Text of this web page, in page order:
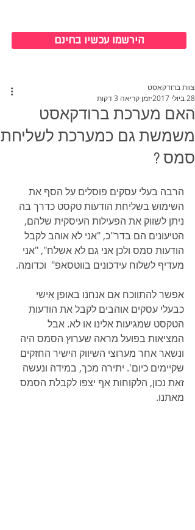
הירשמו עכשיו בחינם
האם מערכת ברודקאסט
משמשת גם כמערכת לשליחת
סמס ?
צוות ברודקאסט
28 ביולי 2017
זמן קריאה 3 דקות
הרבה בעלי עסקים פוסלים על הסף את
השימוש בשליחת הודעות טקסט כדרך בה
ניתן לשווק את הפעילות העיסקית שלהם,
הטיעונים הם בדר"כ, "אני לא אוהב לקבל
הודעות סמס ולכן אני גם לא אשלח", "אני
מעדיף לשלוח עידכונים בווטסאפ"  וכדומה.
אפשר להתווכח אם אנחנו באופן אישי
כבעלי עסקים אוהבים לקבל את הודעות
הטקסט שמגיעות אלינו או לא. אבל
המציאות בפועל מראה שערוץ הסמס היה
ונשאר אחר מערוצי השיווק הישיר החזקים
שקיימים כיום'. יתירה מכך, במידה ונעשה
זאת נכון, הלקוחות אף יצפו לקבלת הסמס
מאתנו.